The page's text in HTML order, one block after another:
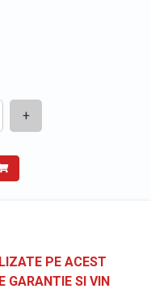
+
PE ACEST
GARANTIE SI VIN